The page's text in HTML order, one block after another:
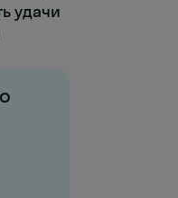
удачи